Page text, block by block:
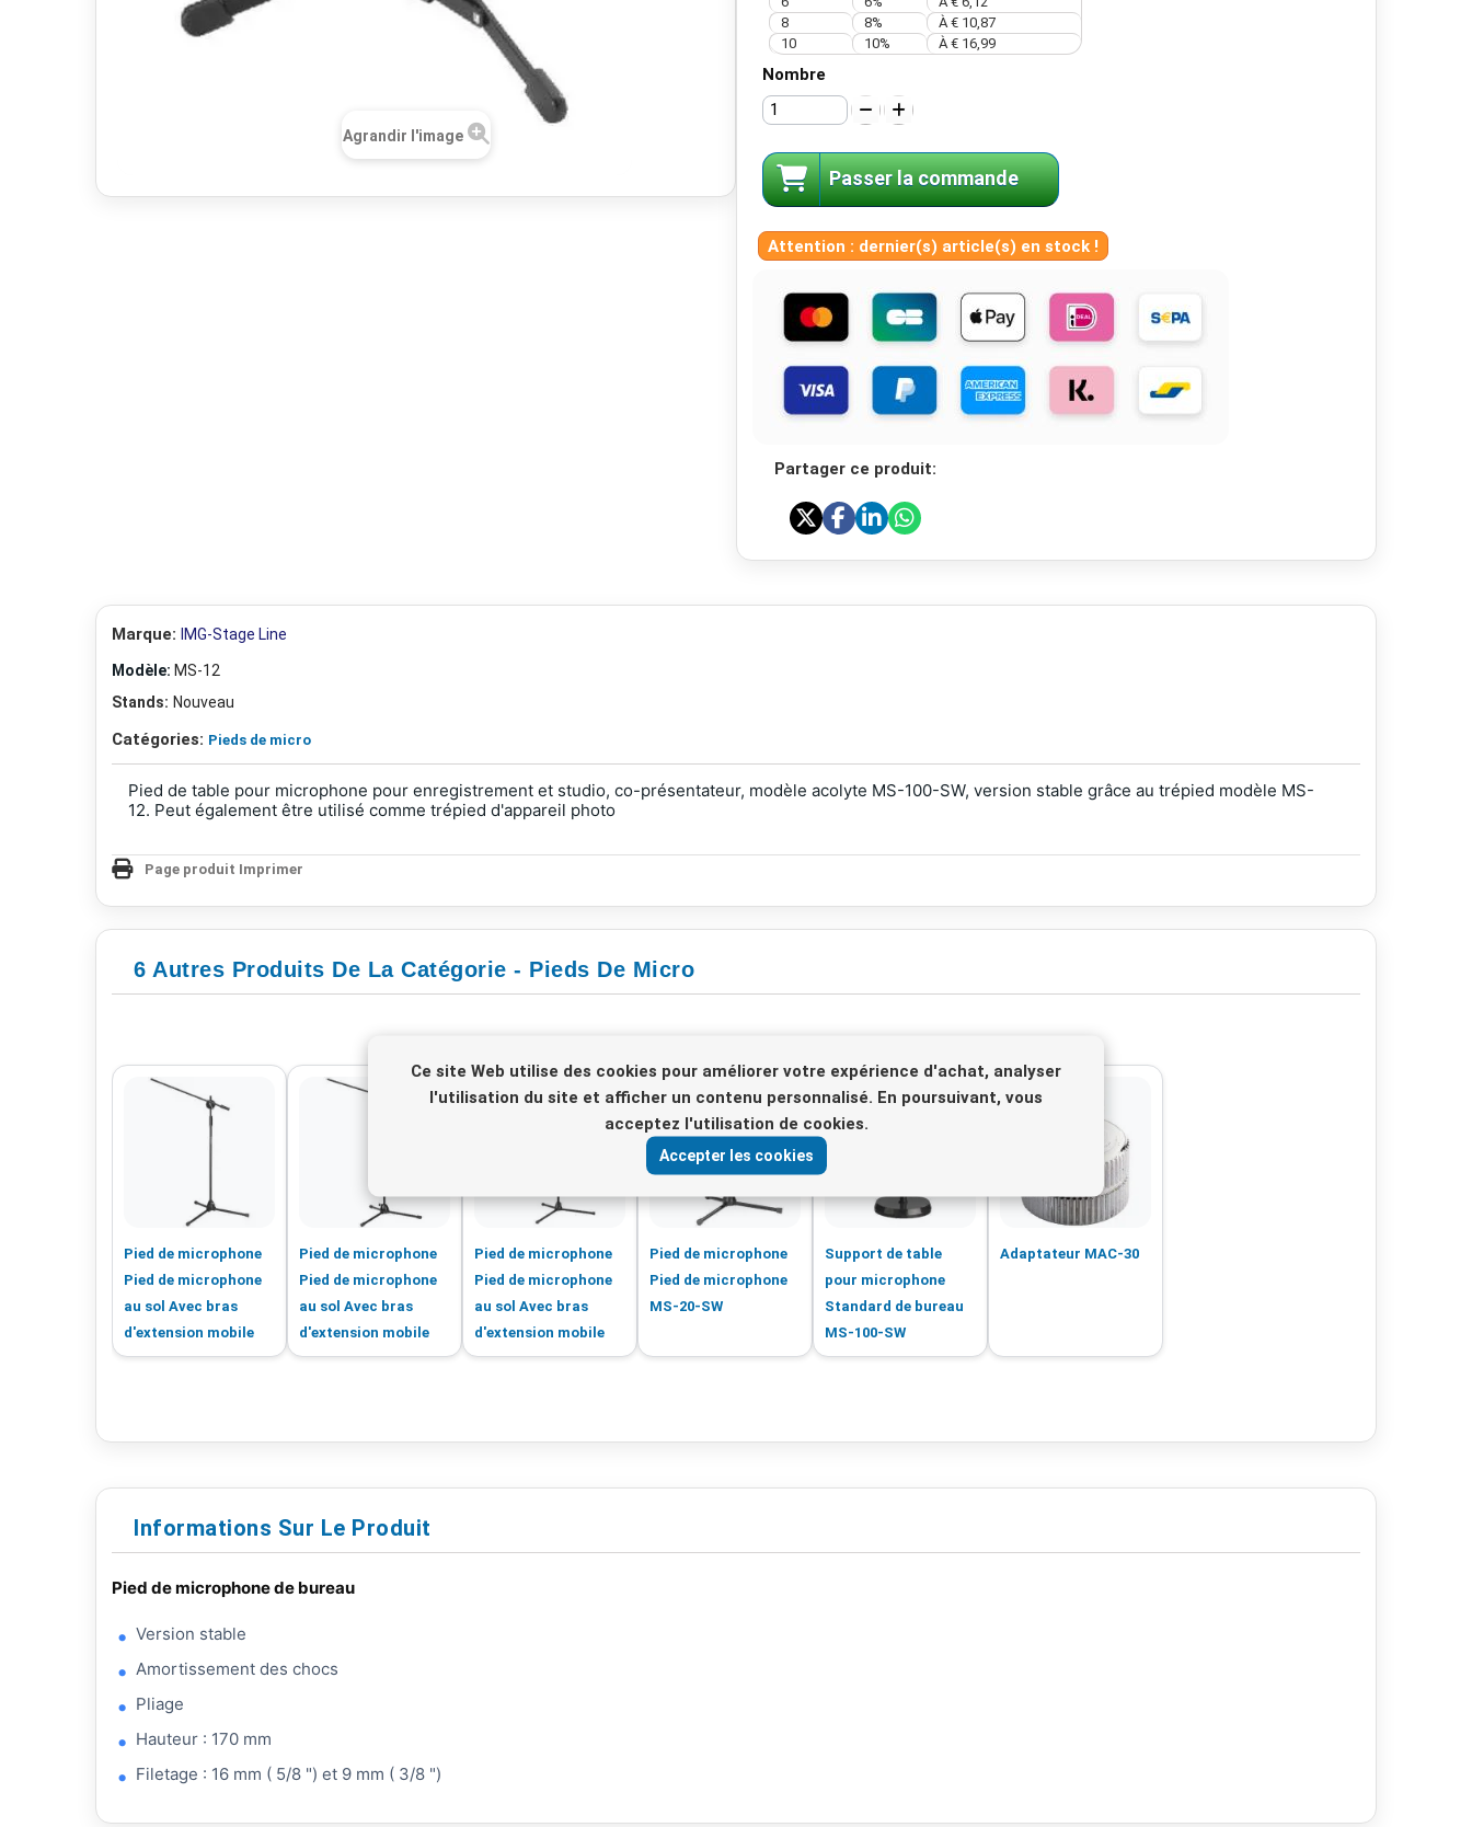
Ce site Web utilise des cookies pour améliorer votre expérience d'achat, analyser
l'utilisation du site et afficher un contenu personnalisé. En poursuivant, vous
acceptez l'utilisation de cookies.
Accepter les cookies
Agrandir l'image
8
8% À € 10,87
10
10% À € 16,99
Nombre
Passer la commande
Attention : dernier(s) article(s) en stock !
Partager ce produit:
Marque: IMG-Stage Line
Modèle: MS-12
Stands: Nouveau
Catégories: Pieds de micro
Pied de table pour microphone pour enregistrement et studio, co-présentateur, modèle acolyte MS-100-SW, version stable grâce au trépied modèle MS-
12. Peut également être utilisé comme trépied d'appareil photo
Page produit Imprimer
6 Autres Produits De La Catégorie - Pieds De Micro
Pied de microphone
Pied de microphone
au sol Avec bras
d'extension mobile
Pied de microphone
Pied de microphone
au sol Avec bras
d'extension mobile
Pied de microphone
Pied de microphone
au sol Avec bras
d'extension mobile
Pied de microphone
Pied de microphone
MS-20-SW
Support de table
pour microphone
Standard de bureau
MS-100-SW
Adaptateur MAC-30
Informations Sur Le Produit
Pied de microphone de bureau
Version stable
Amortissement des chocs
Pliage
Hauteur : 170 mm
Filetage : 16 mm ( 5/8 ") et 9 mm ( 3/8 ")